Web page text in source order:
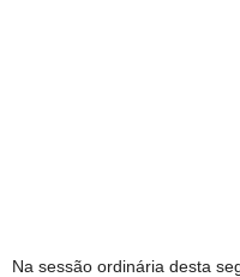
Na sessão ordinária desta